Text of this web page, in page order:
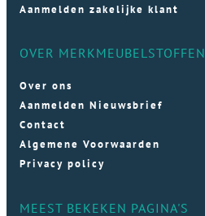
Aanmelden zakelijke klant
OVER MERKMEUBELSTOFFEN
Over ons
Aanmelden Nieuwsbrief
Contact
Algemene Voorwaarden
Privacy policy
MEEST BEKEKEN PAGINA'S